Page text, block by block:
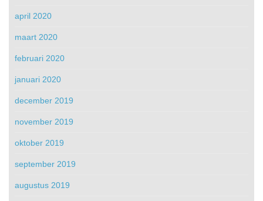
april 2020
maart 2020
februari 2020
januari 2020
december 2019
november 2019
oktober 2019
september 2019
augustus 2019